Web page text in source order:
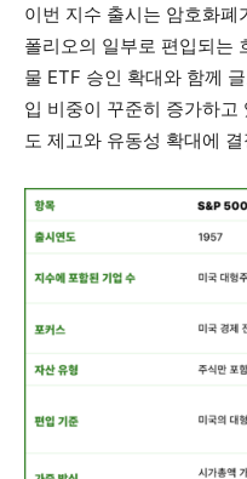
이번 지수 출시는 암호화
폴리오의 일부로 편입되는
물 ETF 승인 확대와 함께
입 비중이 꾸준히 증가하고
도 제고와 유동성 확대에